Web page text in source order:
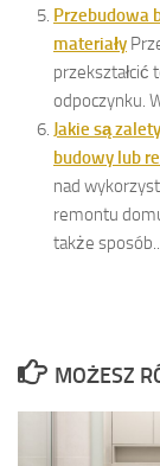
Przebudowa
materiały
przekształcić
odpoczynku.
Jakie są
budowy lub
nad
remontu
także
MOŻESZ